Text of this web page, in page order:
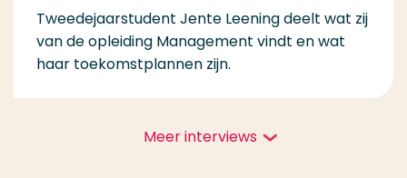
Tweedejaarstudent Jente Leening deelt wat zij
van de opleiding Management vindt en wat
haar toekomstplannen zijn.
Meer interviews